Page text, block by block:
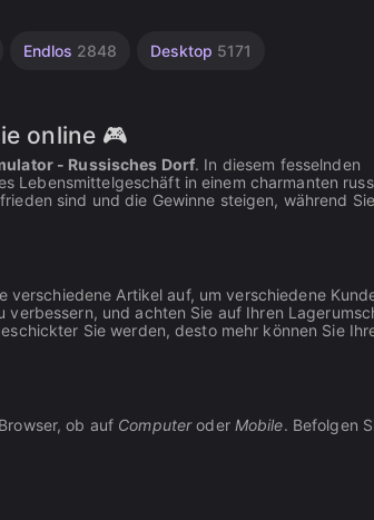
Endlos 2848 Desktop 5171
online 🎮
- Russisches Dorf. In diesem fesselnden
Lebensmittelgeschäft in einem charmanten
sind und die Gewinne steigen, während
Artikel auf, um verschiedene
und achten Sie auf Ihren
Sie werden, desto mehr können Sie
ob auf Computeroder Mobile. Befolgen